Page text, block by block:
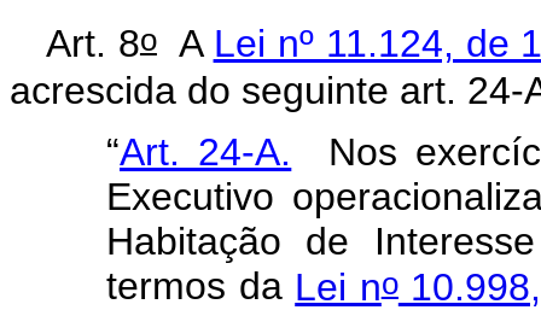
Art. 8oA Lei nº 11.124, de
acrescida do seguinte art.
“Art. 24-A. Nos
Executivo
Habitação de
termos da Lei no